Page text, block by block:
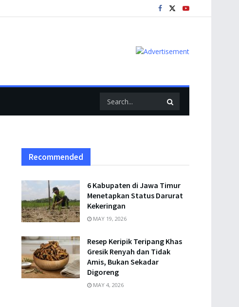
Recommended
6 Kabupaten di Jawa Timur
Menetapkan Status Darurat
Kekeringan
MAY 19, 2026
Resep Keripik Teripang Khas
Gresik Renyah dan Tidak
Amis, Bukan Sekadar
Digoreng
MAY 4, 2026